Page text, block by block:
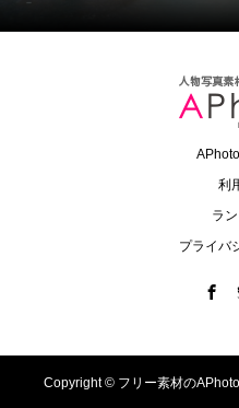
利
ラ
プライバ
Copyright © フリー素材の